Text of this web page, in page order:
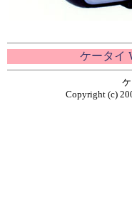
ケータイ
Copyright (c)